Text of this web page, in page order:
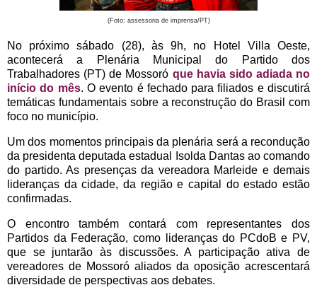
(Foto: assessoria de imprensa/PT)
No próximo sábado (28), às 9h, no Hotel Villa Oeste,
acontecerá a Plenária Municipal do Partido dos
Trabalhadores (PT) de Mossoró que havia sido adiada no
início do mês. O evento é fechado para filiados e discutirá
temáticas fundamentais sobre a reconstrução do Brasil com
foco no município.
Um dos momentos principais da plenária será a recondução
da presidenta deputada estadual Isolda Dantas ao comando
do partido. As presenças da vereadora Marleide e demais
lideranças da cidade, da região e capital do estado estão
confirmadas.
O encontro também contará com representantes dos
Partidos da Federação, como lideranças do PCdoB e PV,
que se juntarão às discussões. A participação ativa de
vereadores de Mossoró aliados da oposição acrescentará
diversidade de perspectivas aos debates.